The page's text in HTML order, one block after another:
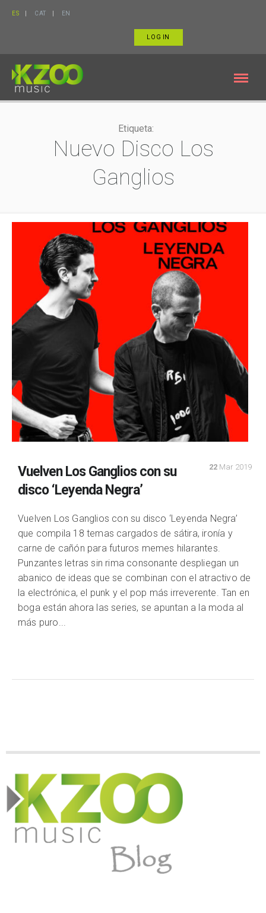
ES CAT EN
LOG IN
Etiqueta:
Nuevo Disco Los
Ganglios
22 Mar 2019
Vuelven Los Ganglios con su
disco ‘Leyenda Negra’
Vuelven Los Ganglios con su disco ‘Leyenda Negra’
que compila 18 temas cargados de sátira, ironía y
carne de cañón para futuros memes hilarantes.
Punzantes letras sin rima consonante despliegan un
abanico de ideas que se combinan con el atractivo de
la electrónica, el punk y el pop más irreverente. Tan en
boga están ahora las series, se apuntan a la moda al
más puro...